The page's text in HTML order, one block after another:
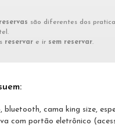
reservas são diferentes dos
reservar e ir sem reservar.
bluetooth, cama king size,
com portão eletrônico